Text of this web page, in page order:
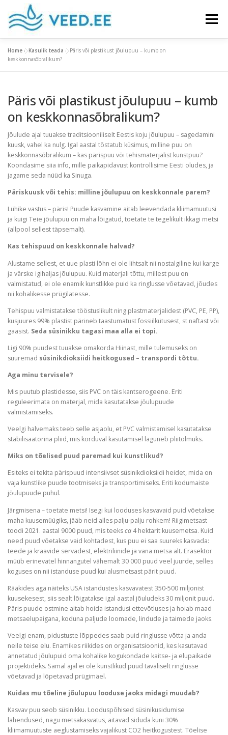
content
Menu
MIS ON MAARJAKASK
KASULIK TEADA GALERII KONTAKT
Home »Kasulik teada »Päris või plastikust jõulupuu – kumb on
keskkonnasõbralikum?
Päris või plastikust jõulupuu – kumb
on keskkonnasõbralikum?
Jõulude ajal tuuakse traditsiooniliselt Eestis koju jõulupuu – sagedamini
kuusk, vahel ka nulg. Igal aastal tõstatub küsimus, milline puu on
keskkonnasõbralikum – kas pärispuu või tehismaterjalist kunstpuu?
Koondasime siia info, mille paikapidavust kontrollisime Eesti oludes, ja
jagame seda nüüd ka Sinuga.
Päriskuusk või tehis: milline jõulupuu on keskkonnale parem?
Lühike vastus – päris! Puude kasvamine aitab leevendada kliimamuutusi
ja kuigi Teie jõulupuu on maha lõigatud, toetate te tegelikult ikkagi metsi
(allpool sellest täpsemalt).
Kas tehispuud on keskkonnale halvad?
Alustame sellest, et uue plasti lõhn ei ole lihtsalt nii nostalgiline kui karge
ja värske igihaljas jõulupuu. Kuid materjali tõttu, millest puu on
valmistatud, ei ole enamik kunstlikke puid ka ringlusse võetavad, jõudes
nii kohalikesse prügilatesse.
Tehispuu valmistatakse tööstuslikult ning plastmaterjalidest (PVC, PE, PP),
kusjuures 99% plastist pärineb taastumatust fossiilkütusest, st naftast või
gaasist. Seda süsinikku tagasi maa alla ei topi.
Ligi 90% puudest tuuakse omakorda Hiinast, mille tulemuseks on
suuremad süsinikdioksiidi heitkogused – transpordi tõttu.
Aga minu tervisele?
Mis puutub plastidesse, siis PVC on täis kantserogeene. Eriti
reguleerimata on materjal, mida kasutatakse jõulupuude
valmistamiseks.
Veelgi halvemaks teeb selle asjaolu, et PVC valmistamisel kasutatakse
stabilisaatorina pliid, mis korduval kasutamisel laguneb pliitolmuks.
Miks on tõelised puud paremad kui kunstlikud?
Esiteks ei tekita pärispuud intensiivset süsinikdioksiidi heidet, mida on
vaja kunstlike puude tootmiseks ja transportimiseks. Eriti kodumaiste
jõulupuude puhul.
Järgmisena – toetate metsi! Isegi kui looduses kasvavaid puid võetakse
maha kuusemüügiks, jääb neid alles palju-palju rohkem! Riigimetsast
toodi 2021. aastal 9000 puud, mis teeksca 4 hektarit kuusemetsa. Kuid
need puud võetakse vaid kohtadest, kus puu ei saa suureks kasvada:
teede ja kraavide servadest, elektriliinide ja vana metsa alt. Erasektor
müüb erinevatel hinnangutel vähemalt 30 000 puud veel juurde, selles
koguses on nii istanduse puud kui alusmetsast pärit puud.
Rääkides aga näiteks USA istandustes kasvavatest 350-500 miljonist
kuusekesest, siis sealt lõigatakse igal aastal jõuludeks 30 miljonit puud.
Päris puude ostmine aitab hoida istandusi ettevõtluses ja hoiab maad
metsaelupaigana, koduna paljude loomade, lindude ja taimede jaoks.
Veelgi enam, pidustuste lõppedes saab puid ringlusse võtta ja anda
neile teise elu. Enamikes riikides on organisatsioonid, kes kasutavad
annetatud jõulupuid oma kohalike kogukondade kaitse- ja elupaikade
projektideks. Samal ajal ei ole kunstlikud puud tavaliselt ringlusse
võetavad ja lõpetavad prügimäel.
Kuidas mu tõeline jõulupuu looduse jaoks midagi muudab?
Kasvav puu seob süsinikku. Looduspõhised süsinikusidumise
lahendused, nagu metsakasvatus, aitavad siduda kuni 30%
kliimamuutuste aeglustamiseks vajalikust CO2 heitkogustest. Tõelise